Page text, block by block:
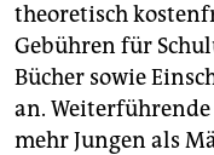
theoretisch
Gebühren für
Bücher sowie
an. Weiterführende
mehr Jungen als